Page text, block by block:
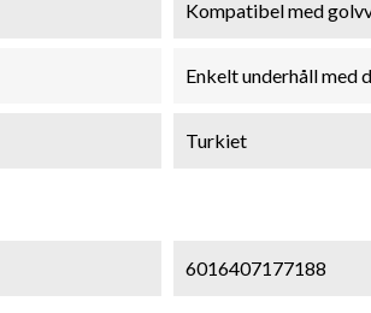
Kompatibel med
Enkelt underhåll med
Turkiet
6016407177188